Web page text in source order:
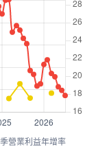
營業利益年增率